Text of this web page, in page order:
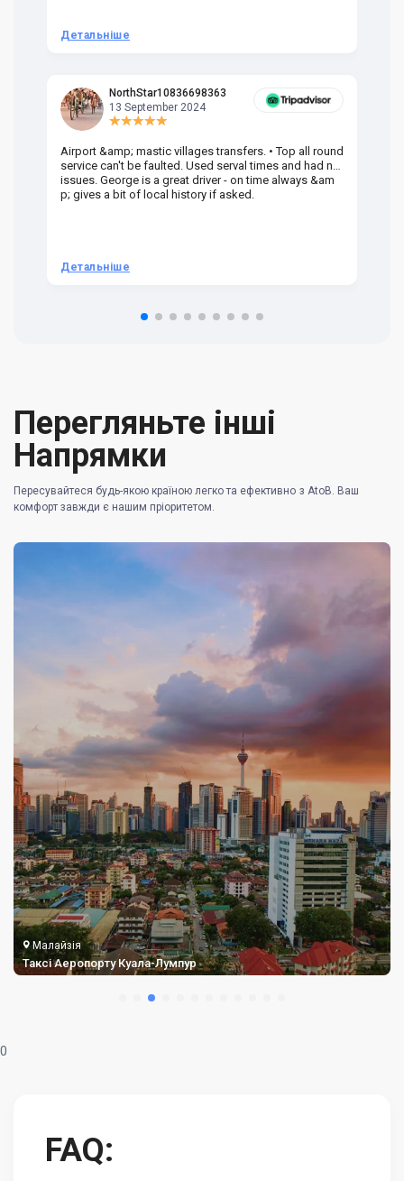
Детальніше
NorthStar10836698363
13 September 2024
Airport &amp; mastic villages transfers. • Top all round
service can't be faulted. Used serval times and had no
issues. George is a great driver - on time always &am
p; gives a bit of local history if asked.
Детальніше
Перегляньте інші
Напрямки
Пересувайтеся будь-якою країною легко та ефективно з AtoB. Ваш
комфорт завжди є нашим пріоритетом.
Малайзія
Таксі Аеропорту Куала-Лумпур
0
FAQ: